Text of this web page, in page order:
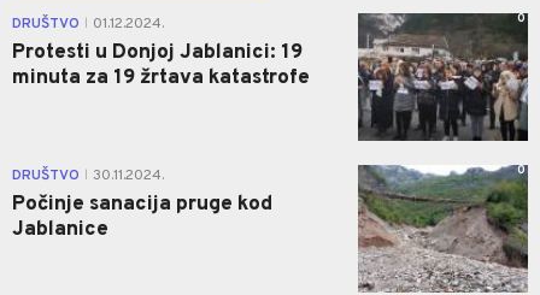
DRUŠTVO 01.12.2024.
Protesti u Donjoj Jablanici: 19
minuta za 19 žrtava katastrofe
0
DRUŠTVO 30.11.2024.
Počinje sanacija pruge kod
Jablanice
0